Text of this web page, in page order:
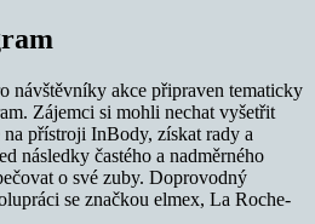
návštěvníky akce připraven tematicky
Zájemci si mohli nechat vyšetřit
přístroji InBody, získat rady a
následky častého a nadměrného
o své zuby. Doprovodný
se značkou elmex, La Roche-